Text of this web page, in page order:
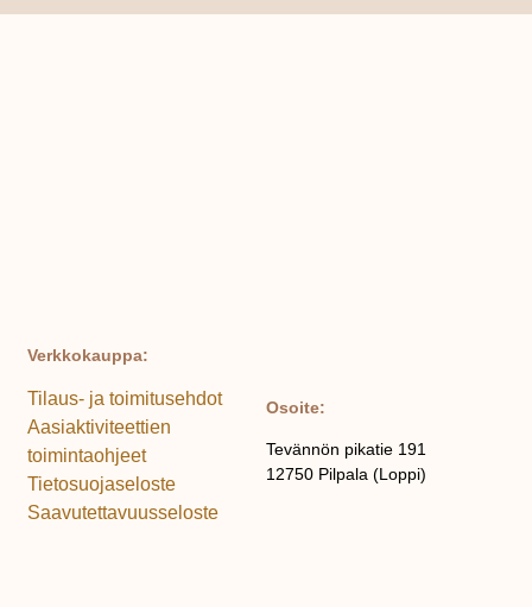
Osoite:
Tevännön pikatie 191
12750 Pilpala (Loppi)
Verkkokauppa:
Tilaus- ja toimitusehdot
Aasiaktiviteettien
toimintaohjeet
Tietosuojaseloste
Saavutettavuusseloste